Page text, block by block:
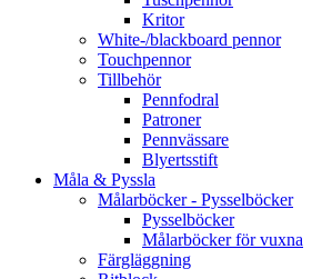
Kritor
White-/blackboard pennor
Touchpennor
Tillbehör
Pennfodral
Patroner
Pennvässare
Blyertsstift
Måla & Pyssla
Målarböcker - Pysselböcker
Pysselböcker
Målarböcker för vuxna
Färgläggning